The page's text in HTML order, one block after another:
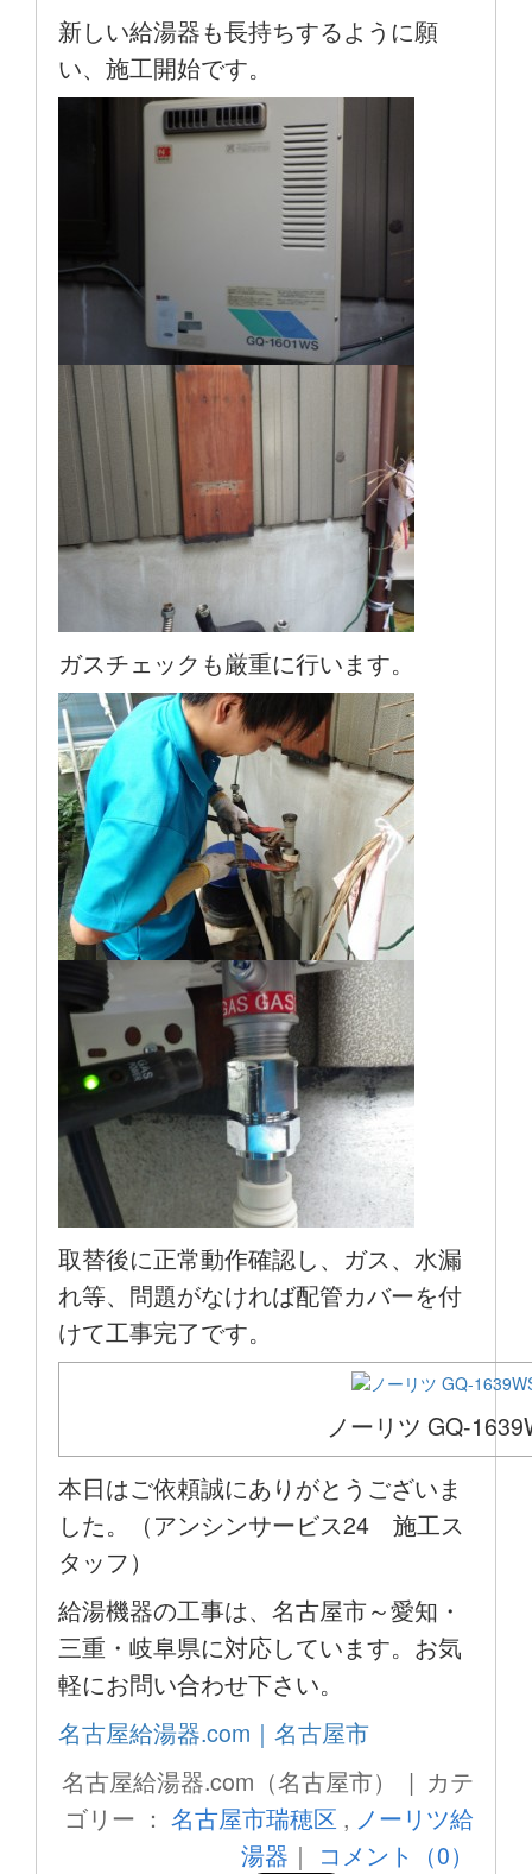
新しい給湯器も長持ちするように願
い、施工開始です。
ガスチェックも厳重に行います。
取替後に正常動作確認し、ガス、水漏
れ等、問題がなければ配管カバーを付
けて工事完了です。
ノーリツ GQ-
本日はご依頼誠にありがとうございま
した。（アンシンサービス24 施工ス
タッフ）
給湯機器の工事は、名古屋市～愛知・
三重・岐阜県に対応しています。お気
軽にお問い合わせ下さい。
名古屋給湯器.com｜名古屋市
名古屋給湯器.com（名古屋市） | カテ
ゴリー ： 名古屋市瑞穂区 , ノーリツ給
湯器 ｜ コメント（0）